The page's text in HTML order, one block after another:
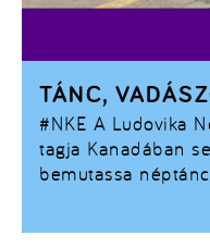
#NKE A Ludovika
tagja Kanadában
bemutassa
TÁNC,